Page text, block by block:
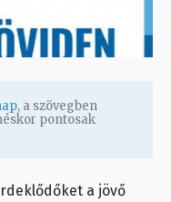
, a szövegben
pontosak
a jövő